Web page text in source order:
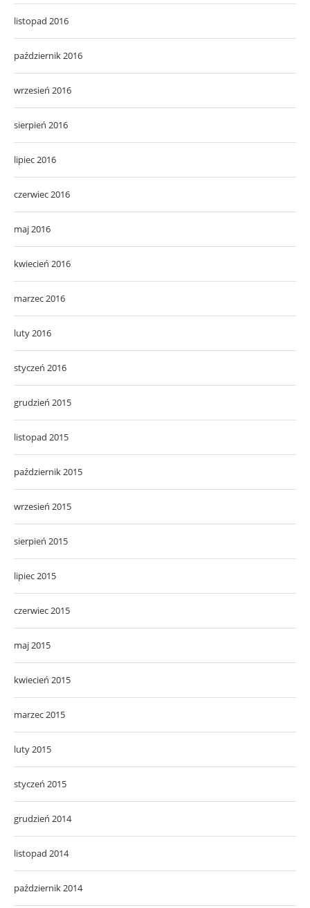
listopad 2016
październik 2016
wrzesień 2016
sierpień 2016
lipiec 2016
czerwiec 2016
maj 2016
kwiecień 2016
marzec 2016
luty 2016
styczeń 2016
grudzień 2015
listopad 2015
październik 2015
wrzesień 2015
sierpień 2015
lipiec 2015
czerwiec 2015
maj 2015
kwiecień 2015
marzec 2015
luty 2015
styczeń 2015
grudzień 2014
listopad 2014
październik 2014